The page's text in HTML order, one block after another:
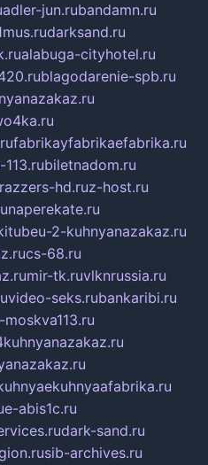
adler-jun.rubandamn.ru
darksand.ru
alabuga-cityhotel.ru
blagodarenie-spb.ru
fabrikayfabrikaefabrika.ru
biletnadom.ru
hd.ruz-host.ru
naperekate.ru
2-kuhnyanazakaz.ru
cs-68.ru
mir-tk.ruvlknrussia.ru
video-seks.rubankaribi.ru
e-abis1c.ru
dark-sand.ru
sib-archives.ru